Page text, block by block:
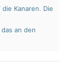
Kanaren. Die
an den